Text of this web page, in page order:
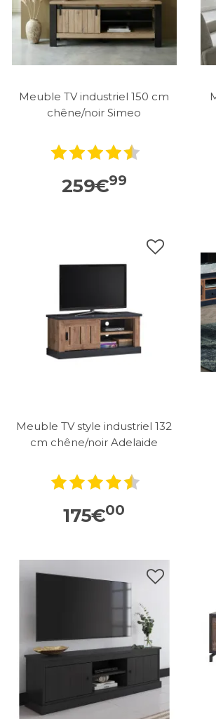
Meuble TV industriel 150 cm
chêne/noir Simeo
259€99
Meuble TV style industriel 132
cm chêne/noir Adelaide
175€00